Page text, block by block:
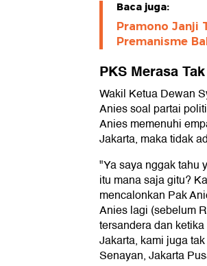
Baca juga:
Pramono Janji
Premanisme
PKS Merasa
Wakil Ketua Dewan
Anies soal partai
Anies memenuhi
Jakarta, maka tidak
"Ya saya nggak tahu
itu mana saja gitu?
mencalonkan Pak
Anies lagi (sebelum
tersandera dan
Jakarta, kami juga
Senayan, Jakarta